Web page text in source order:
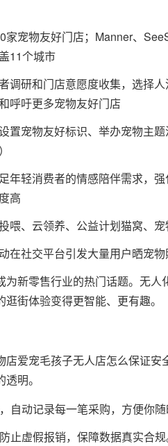
家宠物友好门店；Manner、
11个城市
调研和门店意愿度收集，选择
呼吁更多宠物友好门店
置宠物友好标识、举办宠物主
年轻消费者的情感陪伴需求，
高
喂、云领养、公益计划猫窝、
在社交平台引发大量用户晒宠
新零售行业的热门话题。无
街体验变得更智能、更有趣。
爱宠毛孩子无人店怎么保证
明。
自动记录每一笔采购，方便你随
止虚假报销，保障数据真实合规